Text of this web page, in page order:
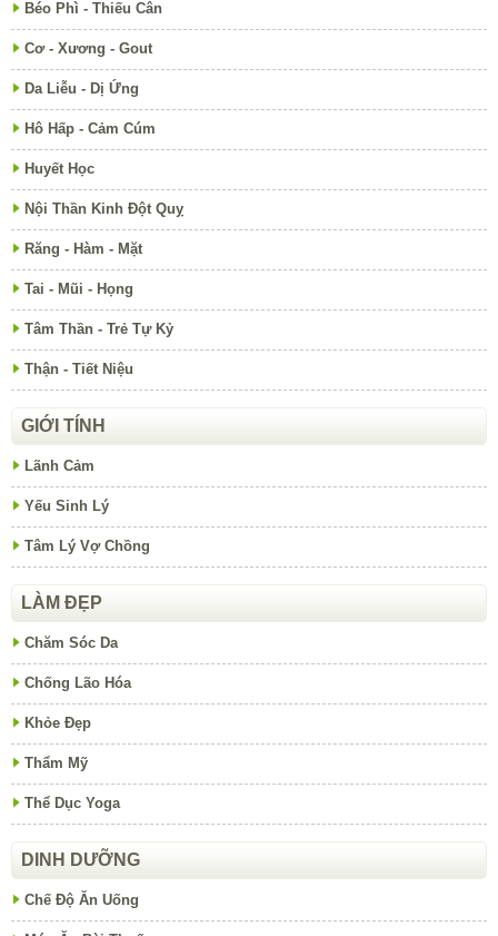
Béo Phì - Thiếu Cân
Cơ - Xương - Gout
Da Liễu - Dị Ứng
Hô Hấp - Cảm Cúm
Huyết Học
Nội Thần Kinh Đột Quỵ
Răng - Hàm - Mặt
Tai - Mũi - Họng
Tâm Thần - Trẻ Tự Kỷ
Thận - Tiết Niệu
GIỚI TÍNH
Lãnh Cảm
Yếu Sinh Lý
Tâm Lý Vợ Chồng
LÀM ĐẸP
Chăm Sóc Da
Chống Lão Hóa
Khỏe Đẹp
Thẩm Mỹ
Thể Dục Yoga
DINH DƯỠNG
Chế Độ Ăn Uống